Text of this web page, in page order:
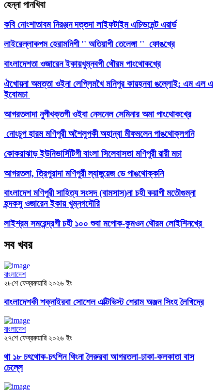
হেন্না পানখিবা
কবি নোংশাতাবম নিরঞ্জন দত্তদা লাইফটাইম এচিভমেন্ট এৱার্ড
লাইরেল্লাকপম হেরামনিগী '' অতিয়াগী তেলেঙ্গা '' ফোঙখ্রে
বাংলাদেশতা ওজারেন ইকায়খুম্নবগী থৌরম পাংথোকখ্রে
ঐখোয়না অমত্তা ওইনা লেপ্লিমখৈ মনিপুর কায়হনবা ঙল্লোই: এম এল এ
ইবোমচা
আগরতলাদা নুপীখক্তগী ওইবা নেসনেল সেমিনার অমা পাংথোকখ্রে
নোংচুপ হারম মণিপুরী অশৈলুপকী অহান্বা মীফমলেন পাঙথোক্লগনি
কোকরাঝাড় ইউনিভার্সিটিগী বাংলা সিলেবাসতা মণিপুরী ৱারী মচা
আগরতলা, ত্রিপুরাদা মণিপুরী ল্যাঙ্গুয়েজ ডে পাঙথোক্কনি
বাংলাদেশ মণিপুরী সাহিত্য সংসদ (বামসাস)না চহী কয়াগী মতৌগুম্না
হন্দকসু ওজারেন ইকায় খুম্নগদৌরি
লাইশ্রম সমরেন্দ্রগী চহী ১০০ শুবা মপোক-কুমওন থৌরম লোইশিনখ্রে
সব খবর
বাংলাদেশ
২৮শে ফেব্ররুয়ারি ২০২৬ ইং
বাংলাদেশকী শক্নাইরবা সোশেল এক্টিভিস্ট শেরাম অঞ্জন সিংহ লৈখিদ্রে
বাংলাদেশ
২৭শে ফেব্ররুয়ারি ২০২৬ ইং
থা ১৮ চৎথোক-চৎশিন থিংনা লৈরুরবা আগরতলা-ঢাকা-কলকাতা বাস
চেল্লে